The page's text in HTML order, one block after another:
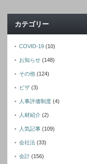
カテゴリー
COVID-19 (10)
お知らせ (148)
その他 (124)
ビザ (3)
人事評価制度 (4)
人材紹介 (2)
人気記事 (109)
会社法 (33)
会計 (156)